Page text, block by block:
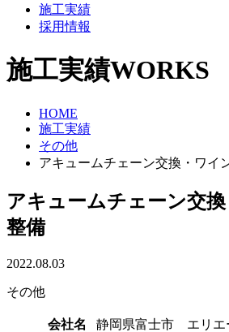
施工実績
採用情報
施工実績WORKS
HOME
施工実績
その他
アキュームチェーン交換・ワイ
アキュームチェーン交
整備
2022.08.03
その他
会社名 静岡県富士市 エリエ